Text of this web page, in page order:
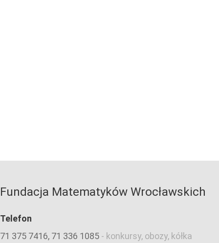
Fundacja Matematyków Wrocławskich
Telefon
71 375 7416, 71 336 1085 - konkursy, obozy, kółka